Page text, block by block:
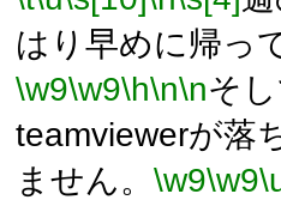
はり早めに帰っ
\w9\w9\h\n\nそ
teamviewerが落
ません。 \w9\w9